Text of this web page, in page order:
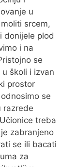
u
srcem,
donijele plod
i na
se
školi i izvan
prostor
se
razrede
treba
zabranjeno
se ili bacati
za